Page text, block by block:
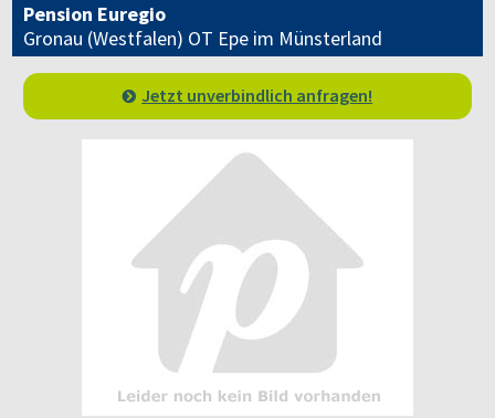
Pension Euregio
Gronau (Westfalen) OT Epe im Münsterland
Jetzt unverbindlich anfragen!